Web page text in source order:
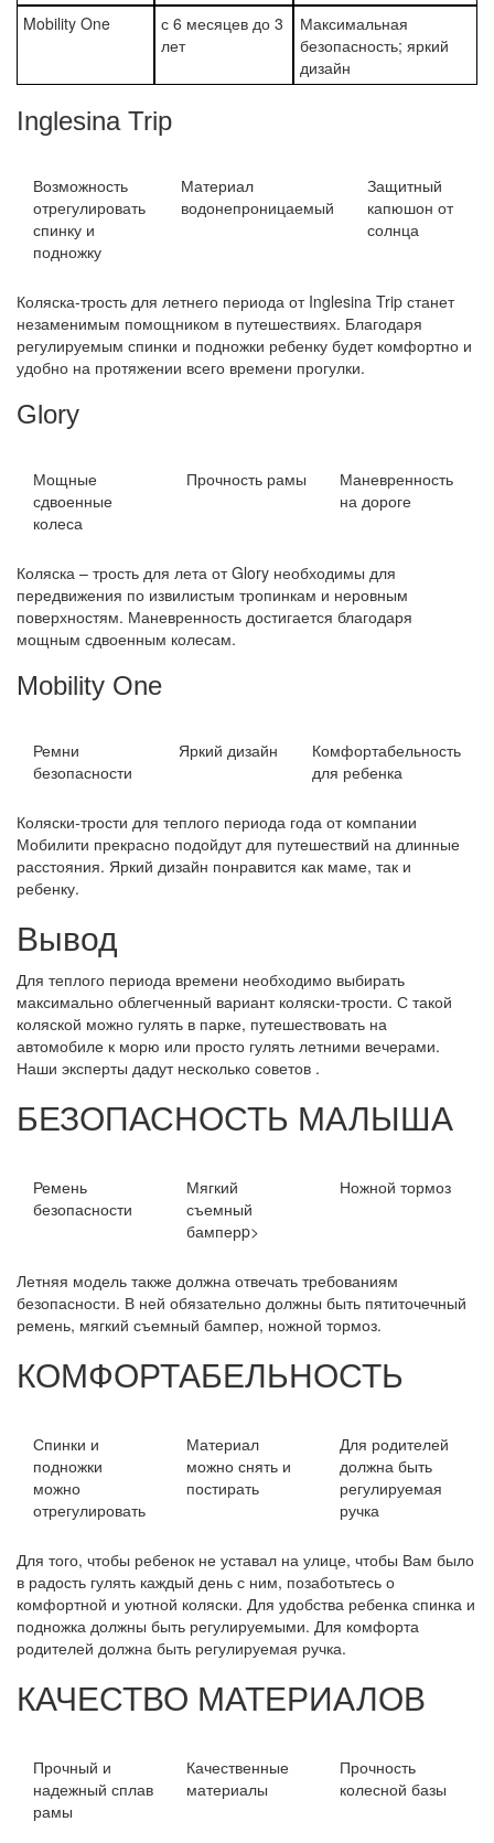
Mobility One
с 6 месяцев до 3
лет
Максимальная
безопасность; яркий
дизайн
Inglesina Trip
Возможность
отрегулировать
спинку и
подножку
Материал
водонепроницаемый
Защитный
капюшон от
солнца
Коляска-трость для летнего периода от Inglesina Trip станет
незаменимым помощником в путешествиях. Благодаря
регулируемым спинки и подножки ребенку будет комфортно и
удобно на протяжении всего времени прогулки.
Glory
Мощные
сдвоенные
колеса
Прочность рамы
Маневренность
на дороге
Коляска – трость для лета от Glory необходимы для
передвижения по извилистым тропинкам и неровным
поверхностям. Маневренность достигается благодаря
мощным сдвоенным колесам.
Mobility One
Ремни
безопасности
Яркий дизайн
Комфортабельность
для ребенка
Коляски-трости для теплого периода года от компании
Мобилити прекрасно подойдут для путешествий на длинные
расстояния. Яркий дизайн понравится как маме, так и
ребенку.
Вывод
Для теплого периода времени необходимо выбирать
максимально облегченный вариант коляски-трости. С такой
коляской можно гулять в парке, путешествовать на
автомобиле к морю или просто гулять летними вечерами.
Наши эксперты дадут несколько советов .
БЕЗОПАСНОСТЬ МАЛЫША
Ремень
безопасности
Мягкий
съемный
бамперp>
Ножной тормоз
Летняя модель также должна отвечать требованиям
безопасности. В ней обязательно должны быть пятиточечный
ремень, мягкий съемный бампер, ножной тормоз.
КОМФОРТАБЕЛЬНОСТЬ
Спинки и
подножки
можно
отрегулировать
Материал
можно снять и
постирать
Для родителей
должна быть
регулируемая
ручка
Для того, чтобы ребенок не уставал на улице, чтобы Вам было
в радость гулять каждый день с ним, позаботьтесь о
комфортной и уютной коляски. Для удобства ребенка спинка и
подножка должны быть регулируемыми. Для комфорта
родителей должна быть регулируемая ручка.
КАЧЕСТВО МАТЕРИАЛОВ
Прочный и
надежный сплав
рамы
Качественные
материалы
Прочность
колесной базы